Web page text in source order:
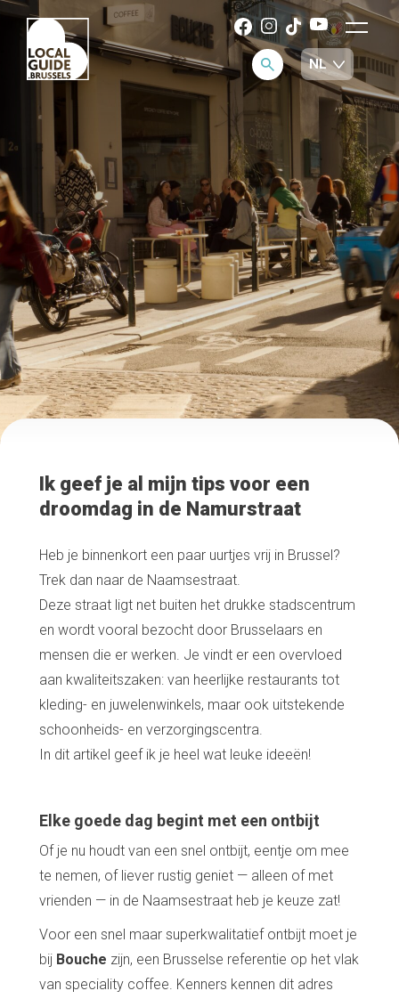
Ik geef je al mijn tips voor een
droomdag in de Namurstraat
Heb je binnenkort een paar uurtjes vrij in Brussel?
Trek dan naar de Naamsestraat.
Deze straat ligt net buiten het drukke stadscentrum
en wordt vooral bezocht door Brusselaars en
mensen die er werken. Je vindt er een overvloed
aan kwaliteitszaken: van heerlijke restaurants tot
kleding- en juwelenwinkels, maar ook uitstekende
schoonheids- en verzorgingscentra.
In dit artikel geef ik je heel wat leuke ideeën!
Elke goede dag begint met een ontbijt
Of je nu houdt van een snel ontbijt, eentje om mee
te nemen, of liever rustig geniet — alleen of met
vrienden — in de Naamsestraat heb je keuze zat!
Voor een snel maar superkwalitatief ontbijt moet je
bij Bouche zijn, een Brusselse referentie op het vlak
van speciality coffee. Kenners kennen dit adres